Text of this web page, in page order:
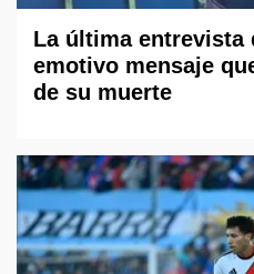
La última entrevista
emotivo mensaje
de su muerte